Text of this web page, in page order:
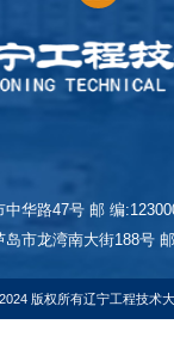
华路47号 邮 编
市龙湾南大街188号
版权所有辽宁工程技术